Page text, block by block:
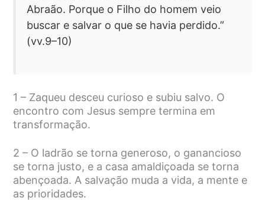
Abraão. Porque o Filho do homem veio
buscar e salvar o que se havia perdido.”
(vv.9–10)
1 – Zaqueu desceu curioso e subiu salvo. O
encontro com Jesus sempre termina em
transformação.
2 – O ladrão se torna generoso, o ganancioso
se torna justo, e a casa amaldiçoada se torna
abençoada. A salvação muda a vida, a mente e
as prioridades.